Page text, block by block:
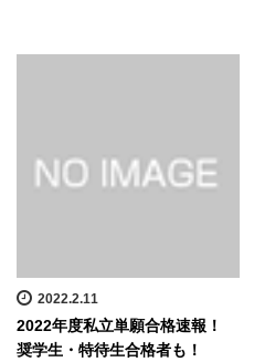
2022.2.11
2022年度私立単願合格速報！
奨学生・特待生合格者も！